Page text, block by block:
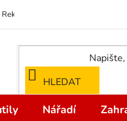
Reklamace
HLEDAT
Nářadí